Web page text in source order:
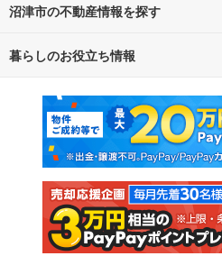
路線・駅から探す
通勤・通学時間から探す
沼津市の不動産情報を探す
不動産・住宅
新築マンション
新築一戸建て
注文住宅
売却査定
暮らしのお役立ち情報
マンションカタログ